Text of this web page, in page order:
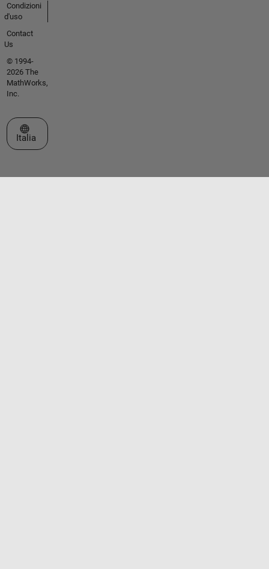
Condizioni
d'uso
Contact
Us
© 1994-
2026 The
MathWorks,
Inc.
Seleziona un sito web
Italia